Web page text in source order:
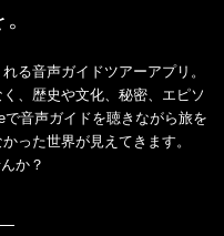
る音声ガイドツアーアプリ。
、歴史や文化、秘密、エピソ
音声ガイドを聴きながら旅を
った世界が見えてきます。
か？